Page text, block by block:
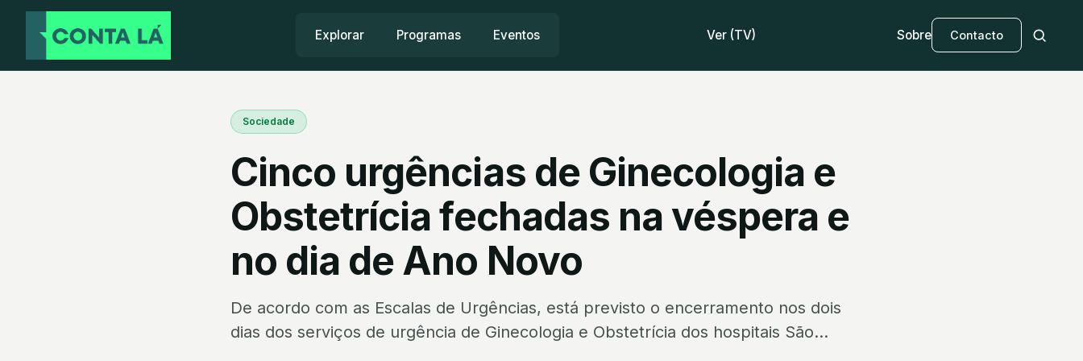
Explorar Programas Eventos Ver (TV) Sobre Contacto
Sociedade
Cinco urgências de Ginecologia e
Obstetrícia fechadas na véspera e
no dia de Ano Novo
De acordo com as Escalas de Urgências, está previsto o encerramento nos dois
dias dos serviços de urgência de Ginecologia e Obstetrícia dos hospitais São...